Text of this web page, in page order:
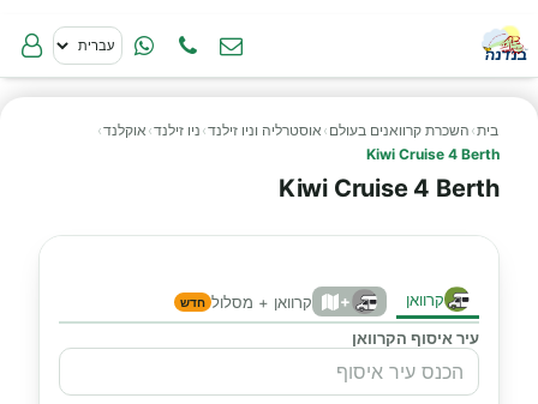
בית› השכרת קרוואנים בעולם › אוסטרליה וניו זילנד› ניו זילנד› אוקלנד›
Kiwi Cruise 4 Berth
Kiwi Cruise 4 Berth
קרוואן + קרוואן + מסלול חדש
עיר איסוף הקרוואן